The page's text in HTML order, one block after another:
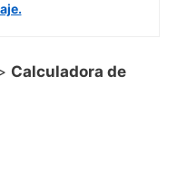
Calculadora de